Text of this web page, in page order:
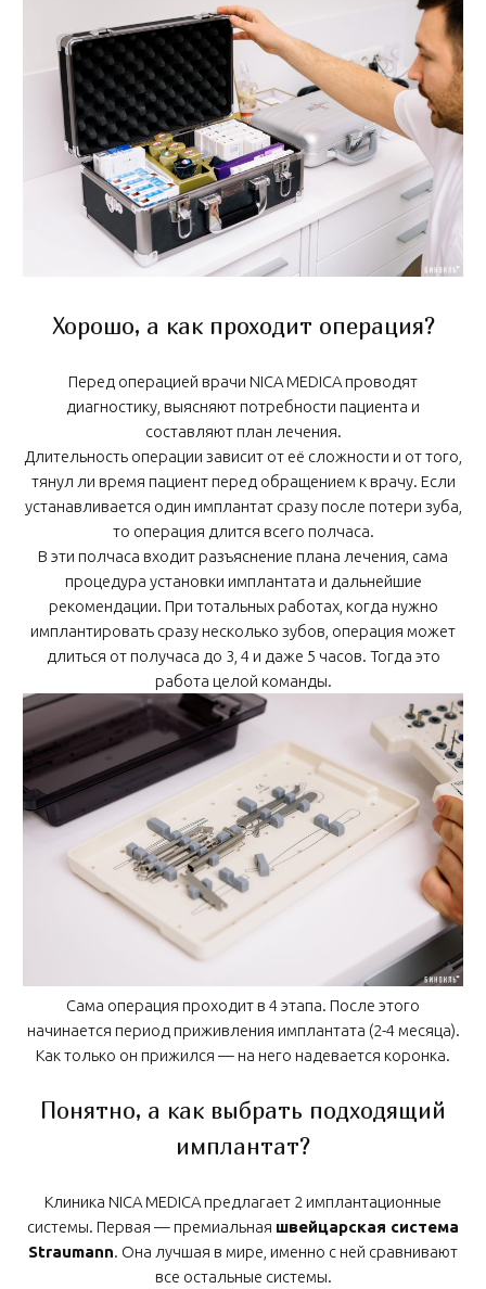
Хорошо, а как проходит операция?
Перед операцией врачи NICA MEDICA проводят
диагностику, выясняют потребности пациента и
составляют план лечения.
Длительность операции зависит от её сложности и от того,
тянул ли время пациент перед обращением к врачу. Если
устанавливается один имплантат сразу после потери зуба,
то операция длится всего полчаса.
В эти полчаса входит разъяснение плана лечения, сама
процедура установки имплантата и дальнейшие
рекомендации. При тотальных работах, когда нужно
имплантировать сразу несколько зубов, операция может
длиться от получаса до 3, 4 и даже 5 часов. Тогда это
работа целой команды.
Сама операция проходит в 4 этапа. После этого
начинается период приживления имплантата (2-4 месяца).
Как только он прижился — на него надевается коронка.
Понятно, а как выбрать подходящий
имплантат?
Клиника NICA MEDICA предлагает 2 имплантационные
системы. Первая — премиальная швейцарская система
Straumann. Она лучшая в мире, именно с ней сравнивают
все остальные системы.